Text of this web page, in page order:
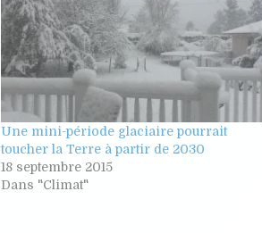
Une mini-période glaciaire pourrait
toucher la Terre à partir de 2030
18 septembre 2015
Dans "Climat"